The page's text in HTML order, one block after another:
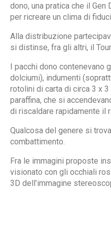
dono, una pratica che il
per ricreare un clima di
Alla distribuzione
si distinse, fra gli altri, il
I pacchi dono contenevano
dolciumi), indumenti
rotolini di carta di circa 3 x
paraffina, che si
di riscaldare rapidamente il
Qualcosa del genere si
combattimento.
Fra le immagini proposte
visionato con gli occhiali
3D dell’immagine